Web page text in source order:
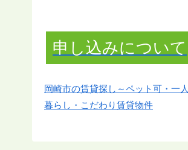
申し込みについて
岡崎市の賃貸探し～ペット可・一人
暮らし・こだわり賃貸物件